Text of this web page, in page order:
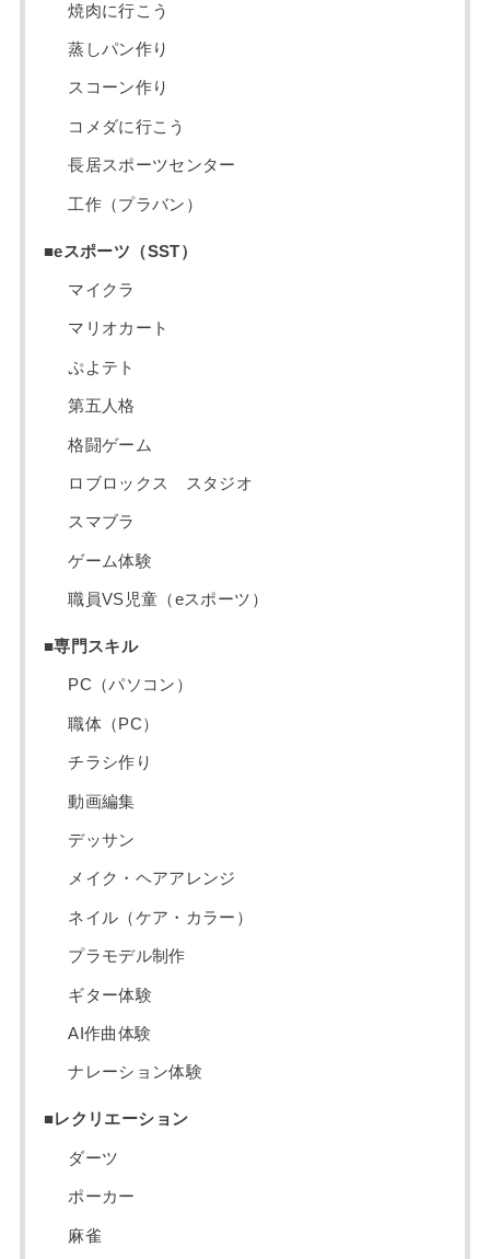
焼肉に行こう
蒸しパン作り
スコーン作り
コメダに行こう
長居スポーツセンター
工作（プラバン）
■eスポーツ（SST）
マイクラ
マリオカート
ぷよテト
第五人格
格闘ゲーム
ロブロックス スタジオ
スマブラ
ゲーム体験
職員VS児童（eスポーツ）
■専門スキル
PC（パソコン）
職体（PC）
チラシ作り
動画編集
デッサン
メイク・ヘアアレンジ
ネイル（ケア・カラー）
プラモデル制作
ギター体験
AI作曲体験
ナレーション体験
■レクリエーション
ダーツ
ポーカー
麻雀